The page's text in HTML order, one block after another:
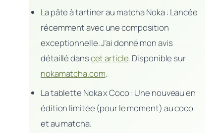
La pâte à tartiner au matcha Noka : Lancée
récemment avec une composition
exceptionnelle. J’ai donné mon avis
détaillé danscet article. Disponible sur
nokamatcha.com.
La tablette Noka x Coco : Une nouveau en
édition limitée (pour le moment) au coco
et au matcha.